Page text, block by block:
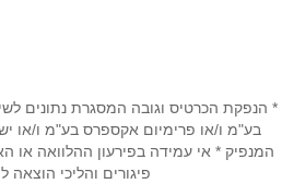
טלפון*
* הנפקת הכרטיס וגובה המסגרת נתונים
בע"מ ו/או פרימיום אקספרס בע"מ ו/או
המנפיק * אי עמידה בפירעון ההלוואה או
פיגורים והליכי הוצאה